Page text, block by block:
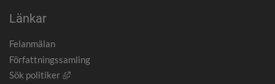
Länkar
Felanmälan
Författningssamling
Sök politiker
Länk till annan webbplats, öppnas i nytt fönster.